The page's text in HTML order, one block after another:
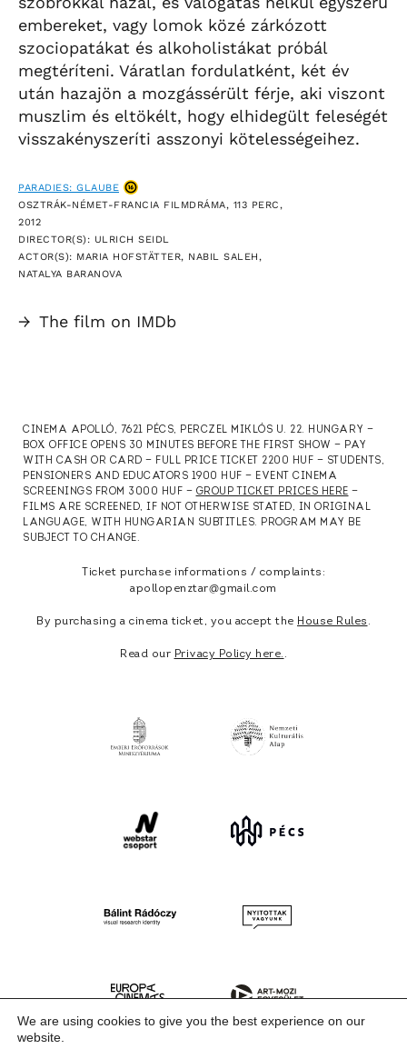
embereket, vagy lomok közé zárkózott
szociopatákat és alkoholistákat próbál
megtéríteni. Váratlan fordulatként, két év
után hazajön a mozgássérült férje, aki viszont
muszlim és eltökélt, hogy elhidegült feleségét
visszakényszeríti asszonyi kötelességeihez.
PARADIES: GLAUBE
OSZTRÁK-NÉMET-FRANCIA FILMDRÁMA, 113 PERC,
2012
DIRECTOR(S): ULRICH SEIDL
ACTOR(S): MARIA HOFSTÄTTER, NABIL SALEH,
NATALYA BARANOVA
→ The film on IMDb
CINEMA APOLLÓ, 7621 PÉCS, PERCZEL MIKLÓS U. 22. HUNGARY —
BOX OFFICE OPENS 30 MINUTES BEFORE THE FIRST SHOW — PAY
WITH CASH OR CARD — FULL PRICE TICKET 2200 HUF — STUDENTS,
PENSIONERS AND EDUCATORS 1900 HUF — EVENT CINEMA
SCREENINGS FROM 3000 HUF — GROUP TICKET PRICES HERE —
FILMS ARE SCREENED, IF NOT OTHERWISE STATED, IN ORIGINAL
LANGUAGE, WITH HUNGARIAN SUBTITLES. PROGRAM MAY BE
SUBJECT TO CHANGE.
Ticket purchase informations / complaints:
apollopenztar@gmail.com
By purchasing a cinema ticket, you accept the House Rules .
Read our Privacy Policy here. .
We are using cookies to give you the best experience on our
website.